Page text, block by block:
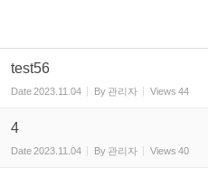
test56
Date2023.11.04 By 관리자 Views 44
4
Date2023.11.04 By 관리자 Views 40